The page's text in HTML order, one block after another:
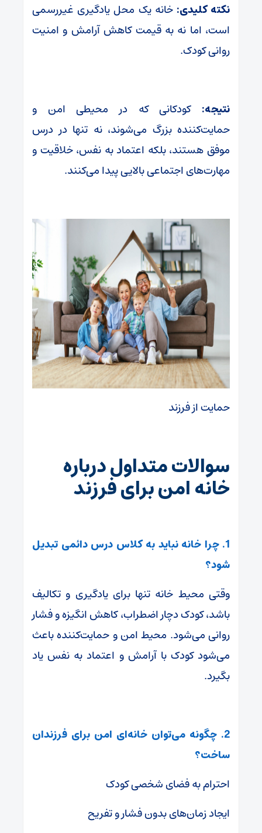
نکته کلیدی: خانه یک محل یادگیری غیررسمی
است، اما نه به قیمت کاهش آرامش و امنیت
روانی کودک.
نتیجه: کودکانی که در محیطی امن و
حمایت‌کننده بزرگ می‌شوند، نه تنها در درس
موفق هستند، بلکه اعتماد به نفس، خلاقیت و
مهارت‌های اجتماعی بالایی پیدا می‌کنند.
حمایت از فرزند
سوالات متداول درباره
خانه امن برای فرزند
1. چرا خانه نباید به کلاس درس دائمی تبدیل
شود؟
وقتی محیط خانه تنها برای یادگیری و تکالیف
باشد، کودک دچار اضطراب، کاهش انگیزه و فشار
روانی می‌شود. محیط امن و حمایت‌کننده باعث
می‌شود کودک با آرامش و اعتماد به نفس یاد
بگیرد.
2. چگونه می‌توان خانه‌ای امن برای فرزندان
ساخت؟
احترام به فضای شخصی کودک
ایجاد زمان‌های بدون فشار و تفریح